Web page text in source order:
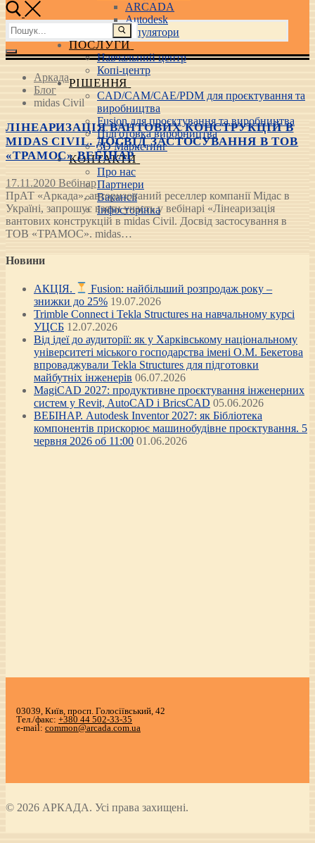
ARCADA
Autodesk
3D маніпулятори
ПОСЛУГИ
Навчальний центр
Копі-центр
РІШЕННЯ
CAD/CAM/CAE/PDM для проєктування та
виробництва
Fusion для проєктування та виробництва
Підготовка виробництва
3D Маркетинг
КОНТАКТИ
Про нас
Партнери
Вакансії
Інфосторінка
Пошук:
Аркада
Блог
midas Civil
ЛІНЕАРИЗАЦІЯ ВАНТОВИХ КОНСТРУКЦІЙ В
MIDAS CIVIL. ДОСВІД ЗАСТОСУВАННЯ В ТОВ
«ТРАМОС» ВЕБІНАР
17.11.2020 Вебінар
ПрАТ «Аркада», авторизований реселлер компанії Мідас в
Україні, запрошує взяти участь у вебінарі «Лінеаризація
вантових конструкцій в midas Civil. Досвід застосування в
ТОВ «ТРАМОС». midas…
Новини
АКЦІЯ.
Fusion: найбільший розпродаж року –
знижки до 25% 19.07.2026
Trimble Connect і Tekla Structures на навчальному курсі
УЦСБ 12.07.2026
Від ідеї до аудиторії: як у Харківському національному
університеті міського господарства імені О.М. Бекетова
впроваджували Tekla Structures для підготовки
майбутніх інженерів 06.07.2026
MagiCAD 2027: продуктивне проєктування інженерних
систем у Revit, AutoCAD і BricsCAD 05.06.2026
ВЕБІНАР. Autodesk Inventor 2027: як Бібліотека
компонентів прискорює машинобудівне проєктування. 5
червня 2026 об 11:00 01.06.2026
03039, Київ, просп. Голосіївський, 42
Тел./факс: +380 44 502-33-35
e-mail: common@arcada.com.ua
© 2026 АРКАДА. Усі права захищені.